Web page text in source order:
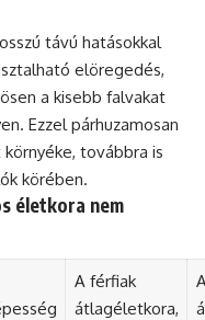
távú hatásokkal
elöregedés,
a kisebb falvakat
Ezzel párhuzamosan
továbbra is
körében.
életkora nem
A férfiak
átlagéletkora,